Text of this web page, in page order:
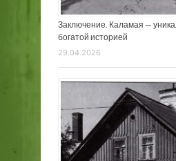
Заключение. Каламая —
богатой историей
29.04.2026